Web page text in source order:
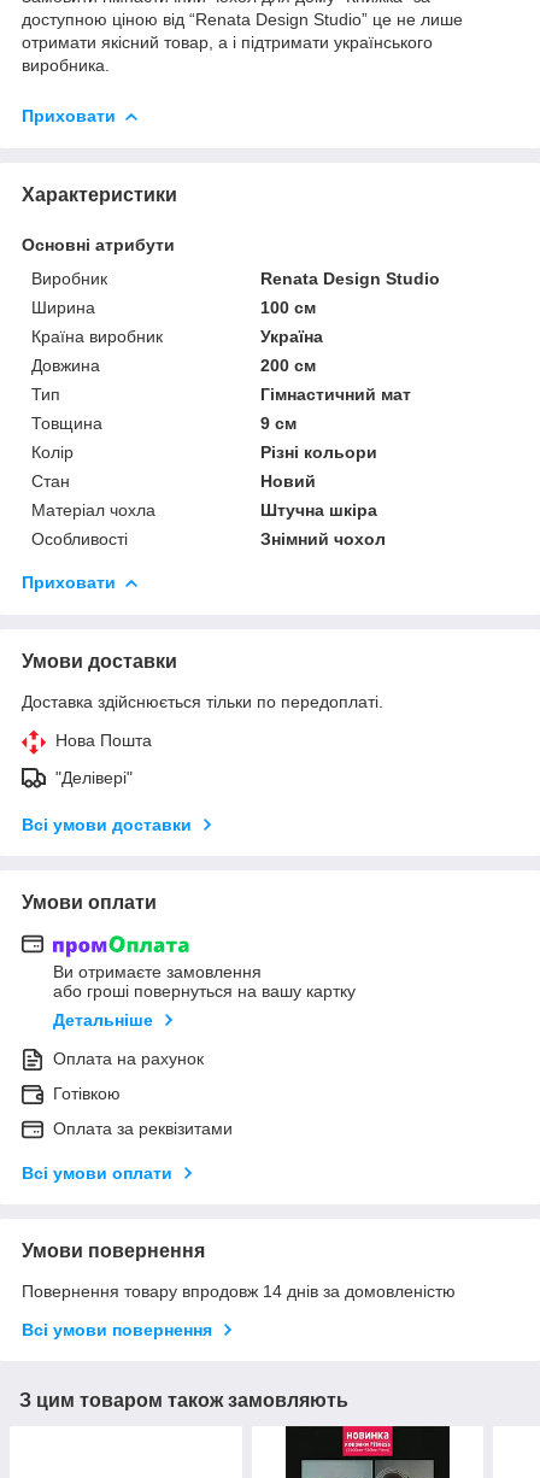
доступною ціною від “Renata Design Studio” це не лише
отримати якісний товар, а і підтримати українського
виробника.
Приховати
Характеристики
Основні атрибути
Виробник
Renata Design Studio
Ширина
100 см
Країна виробник
Україна
Довжина
200 см
Тип
Гімнастичний мат
Товщина
9 см
Колір
Різні кольори
Стан
Новий
Матеріал чохла
Штучна шкіра
Особливості
Знімний чохол
Приховати
Умови доставки
Доставка здійснюється тільки по передоплаті.
Нова Пошта
"Делівері"
Всі умови доставки
Умови оплати
Ви отримаєте замовлення
або гроші повернуться на вашу картку
Детальніше
Оплата на рахунок
Готівкою
Оплата за реквізитами
Всі умови оплати
Умови повернення
Повернення товару впродовж 14 днів за домовленістю
Всі умови повернення
З цим товаром також замовляють